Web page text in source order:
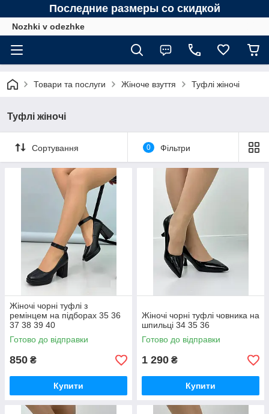
Последние размеры со скидкой
Nozhki v odezhke
Товари та послуги Жіноче взуття Туфлі жіночі
Туфлі жіночі
Сортування 0 Фільтри
Жіночі чорні туфлі з
ремінцем на підборах 35 36
37 38 39 40
Готово до відправки
850 ₴
Купити
Жіночі чорні туфлі човника на
шпильці 34 35 36
Готово до відправки
1 290 ₴
Купити